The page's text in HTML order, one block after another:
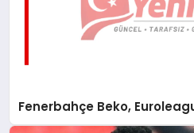
Fenerbahçe Beko,